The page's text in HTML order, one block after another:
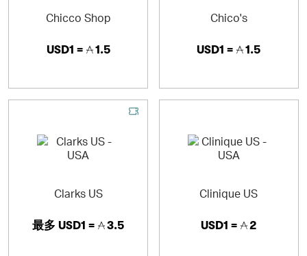
Chicco Shop
USD1 = 1.5
Chico's
USD1 = 1.5
Clarks US
最多 USD1 = 3.5
Clinique US
USD1 = 2